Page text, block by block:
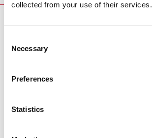
collected from your use of their services.
Selection
Necessary
Preferences
Statistics
CONTACTO
Luisa Cabal
UNAIDS
CAMPAIGNS